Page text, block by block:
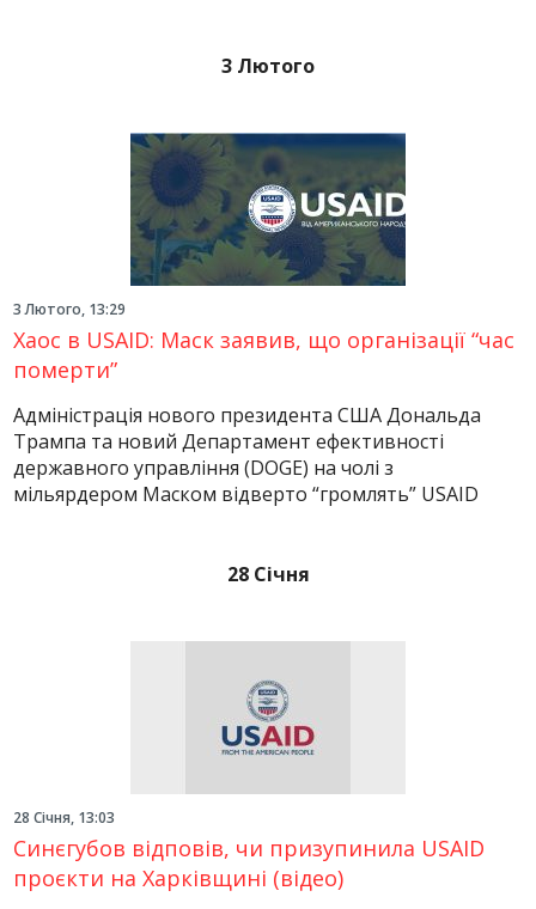
3 Лютого
3 Лютого, 13:29
Хаос в USAID: Маск заявив, що організації “час
померти”
Адміністрація нового президента США Дональда
Трампа та новий Департамент ефективності
державного управління (DOGE) на чолі з
мільярдером Маском відверто “громлять” USAID
28 Січня
28 Січня, 13:03
Синєгубов відповів, чи призупинила USAID
проєкти на Харківщині (відео)